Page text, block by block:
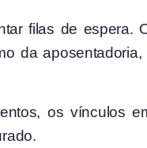
filas de espera.
da
os vínculos